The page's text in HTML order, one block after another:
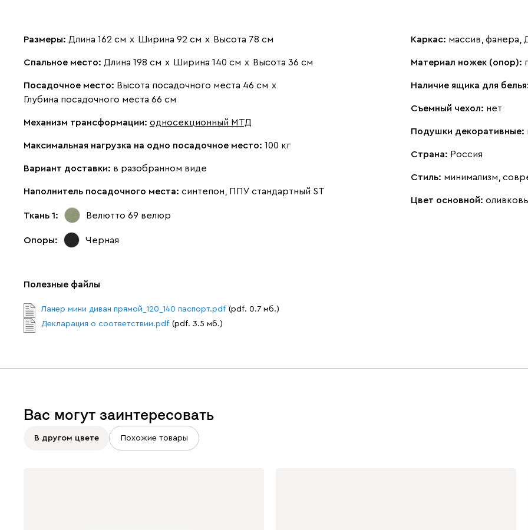
Размеры: Длина 162 см х Ширина 92 см х Высота 78 см
Спальное место: Длина 198 см х Ширина 140 см х Высота 36 см
Посадочное место: Высота посадочного места 46 см х
Глубина посадочного места 66 см
Механизм трансформации: односекционный МТД
Максимальная нагрузка на одно посадочное место: 100 кг
Вариант доставки: в разобранном виде
Наполнитель посадочного места: синтепон, ППУ стандартный ST
Ткань 1: Велютто 69 велюр
Опоры: Черная
Каркас: массив, фанера,
Материал ножек (опор):
Наличие ящика для
Съемный чехол: нет
Подушки декоративные:
Страна: Россия
Стиль: минимализм,
Цвет основной:
Полезные файлы
Ланер мини диван прямой_120_140 паспорт.pdf (pdf. 0.7 мб.)
Декларация о соответствии.pdf (pdf. 3.5 мб.)
Вас могут заинтересовать
В другом цвете Похожие товары